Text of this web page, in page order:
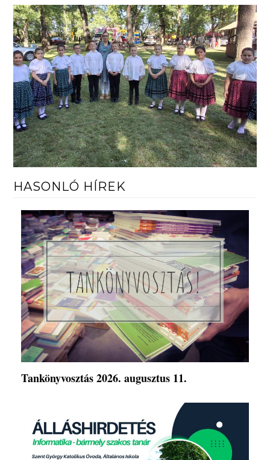
HASONLÓ HÍREK
Tankönyvosztás 2026. augusztus 11.